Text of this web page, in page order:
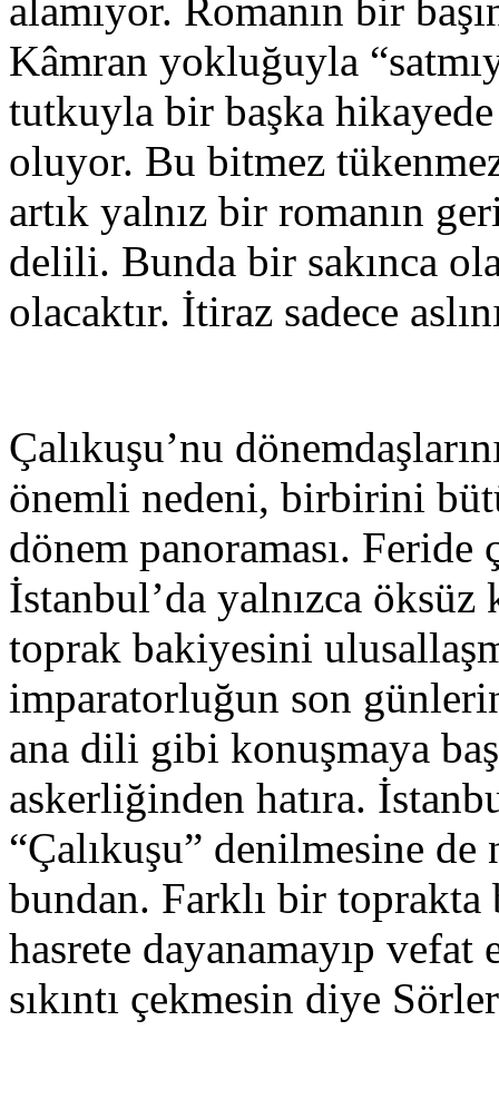
alamıyor. Romanın bir
Kâmran yokluğuyla
tutkuyla bir başka
oluyor. Bu bitmez
artık yalnız bir romanın
delili. Bunda bir sakınca
olacaktır. İtiraz sadece
Çalıkuşu’nu
önemli nedeni, birbirini
dönem panoraması. Feride
İstanbul’da yalnızca öksüz
toprak bakiyesini
imparatorluğun son
ana dili gibi konuşmaya
askerliğinden hatıra.
“Çalıkuşu” denilmesine de
bundan. Farklı bir
hasrete dayanamayıp vefat
sıkıntı çekmesin diye